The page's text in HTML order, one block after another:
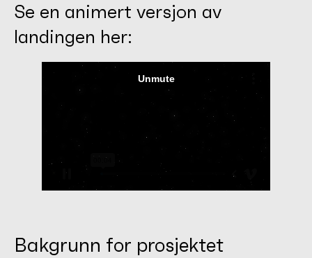
Se en animert versjon av
landingen her:
Bakgrunn for prosjektet